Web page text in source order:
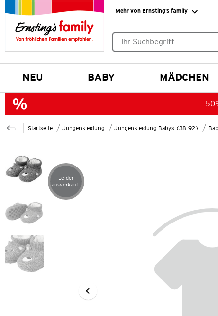
Mehr von Ernsting’s family
NEU BABY MÄDCHEN
Startseite Jungenkleidung Jungenkleidung Babys (38-92)
Artikel leider ausverkauft
Leider
ausverkauft